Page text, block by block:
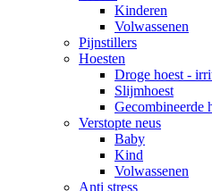
Kinderen
Volwassenen
Pijnstillers
Hoesten
Droge hoest -
Slijmhoest
Gecombineerde
Verstopte neus
Baby
Kind
Volwassenen
Anti stress